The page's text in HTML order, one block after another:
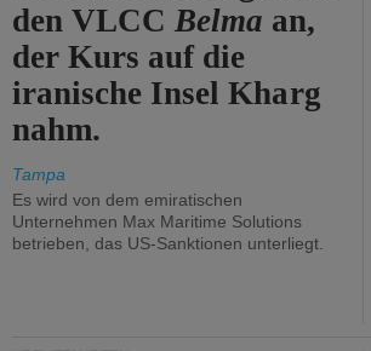
den VLCCBelma an,
der Kurs auf die
iranische Insel Kharg
nahm.
Tampa
Es wird von dem emiratischen
Unternehmen Max Maritime Solutions
betrieben, das US-Sanktionen unterliegt.